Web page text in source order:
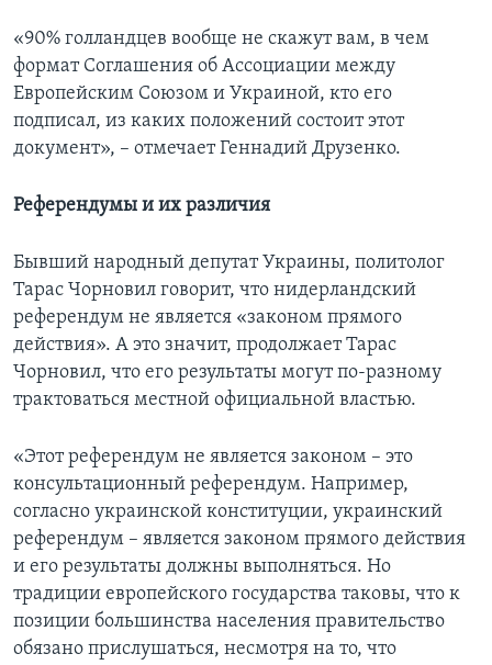
«90% голландцев вообще не скажут вам, в чем
формат Соглашения об Ассоциации между
Европейским Союзом и Украиной, кто его
подписал, из каких положений состоит этот
документ», – отмечает Геннадий Друзенко.
Референдумы и их различия
Бывший народный депутат Украины, политолог
Тарас Чорновил говорит, что нидерландский
референдум не является «законом прямого
действия». А это значит, продолжает Тарас
Чорновил, что его результаты могут по-разному
трактоваться местной официальной властью.
«Этот референдум не является законом – это
консультационный референдум. Например,
согласно украинской конституции, украинский
референдум – является законом прямого действия
и его результаты должны выполняться. Но
традиции европейского государства таковы, что к
позиции большинства населения правительство
обязано прислушаться, несмотря на то, что